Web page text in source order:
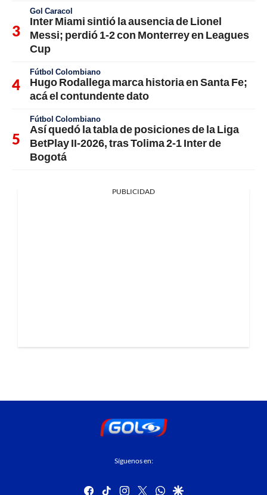
Gol Caracol
Inter Miami sintió la ausencia de Lionel
Messi; perdió 1-2 con Monterrey en Leagues
Cup
Fútbol Colombiano
Hugo Rodallega marca historia en Santa Fe;
acá el contundente dato
Fútbol Colombiano
Así quedó la tabla de posiciones de la Liga
BetPlay II-2026, tras Tolima 2-1 Inter de
Bogotá
PUBLICIDAD
Síguenos en:
facebook
tiktok instagram
twitterwhatsapp
google